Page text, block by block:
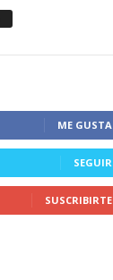
ME GUSTA
SEGUIR
SUSCRIBIRTE